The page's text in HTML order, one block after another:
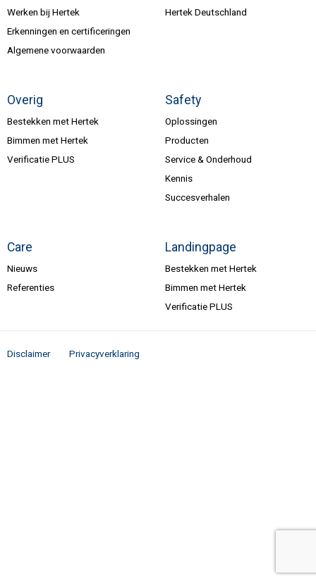
Werken bij Hertek
Erkenningen en certificeringen
Algemene voorwaarden
Hertek Deutschland
Overig
Bestekken met Hertek
Bimmen met Hertek
Verificatie PLUS
Safety
Oplossingen
Producten
Service & Onderhoud
Kennis
Succesverhalen
Care
Nieuws
Referenties
Landingpage
Bestekken met Hertek
Bimmen met Hertek
Verificatie PLUS
Disclaimer Privacyverklaring